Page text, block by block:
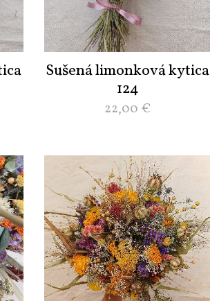
Sušená limonková kytica
124
22,00 €